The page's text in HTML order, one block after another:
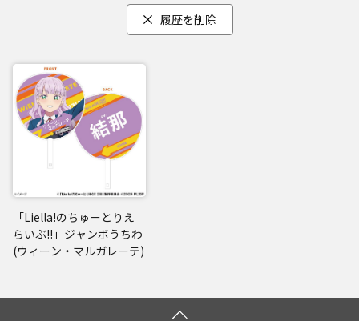
履歴を削除
「Liella!のちゅーとりえ
らいぶ!!」ジャンボうちわ
(ウィーン・マルガレーテ)